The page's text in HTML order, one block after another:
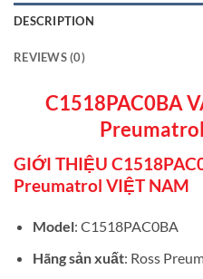
DESCRIPTION
REVIEWS (0)
C1518PAC0BA
GIỚI THIỆU
Preumatrol VIỆT NAM
Model: C1518PAC0BA
Hãng sản xuất: Ross